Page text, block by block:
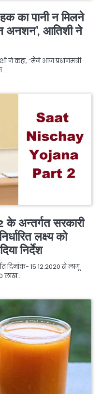
का पानी न मिलने
अनशन’, आतिशी ने
ने कहा, “मैंने आज प्रधानमंत्री
के अन्तर्गत सरकारी
लक्ष्य को
निर्देश
दिनांक- 15.12.2020 से लागू
लाख…